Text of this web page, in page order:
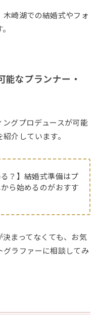
崎湖での結婚式やフォ
能なプランナー・
グプロデュースが可能
介しています。
る？】結婚式準備はプ
ら始めるのがおすす
まってなくても、お気
グラファーに相談してみ